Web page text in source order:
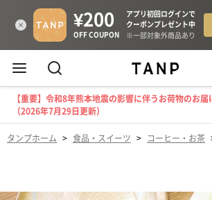
【重要】令和8年熊本地震の影響に伴うお荷物のお
（2026年7月29日更新）
タンプホーム > 食品・スイーツ > コーヒー・お茶